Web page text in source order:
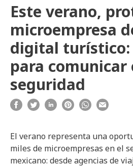
Este verano,
microempresa
digital turístico:
para comunicar
seguridad
El verano representa una
miles de microempresas en el
mexicano: desde agencias de